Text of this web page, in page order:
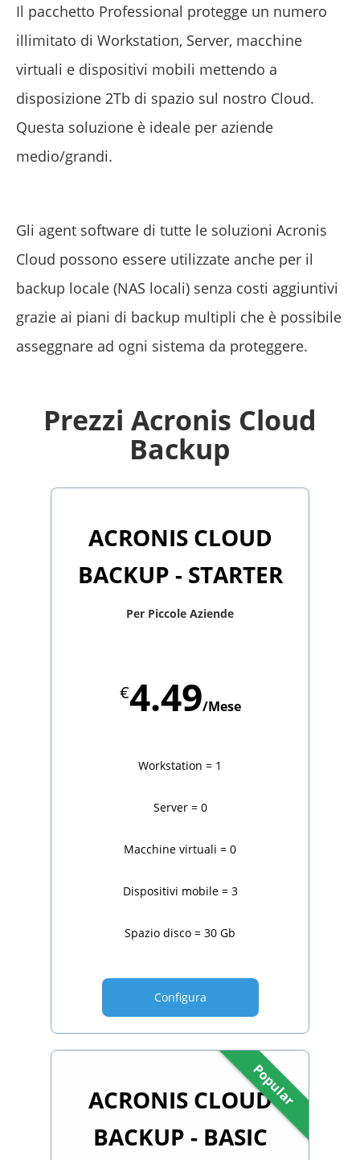
Il pacchetto Professional protegge un numero
illimitato di Workstation, Server, macchine
virtuali e dispositivi mobili mettendo a
disposizione 2Tb di spazio sul nostro Cloud.
Questa soluzione è ideale per aziende
medio/grandi.
Gli agent software di tutte le soluzioni Acronis
Cloud possono essere utilizzate anche per il
backup locale (NAS locali) senza costi aggiuntivi
grazie ai piani di backup multipli che è possibile
asseggnare ad ogni sistema da proteggere.
Prezzi Acronis Cloud
Backup
ACRONIS CLOUD
BACKUP - STARTER
Per Piccole Aziende
€4.49/Mese
Workstation = 1
Server = 0
Macchine virtuali = 0
Dispositivi mobile = 3
Spazio disco = 30 Gb
Configura
Popular
ACRONIS CLOUD
BACKUP - BASIC